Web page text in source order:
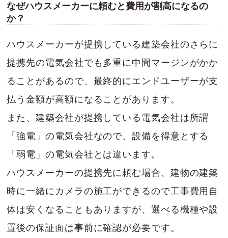
なぜハウスメーカーに頼むと費用が割高になるの
か？
ハウスメーカーが提携している建築会社のさらに
提携先の電気会社でも多重に中間マージンがかか
ることがあるので、最終的にエンドユーザーが支
払う金額が高額になることがあります。
また、建築会社が提携している電気会社は所謂
「強電」の電気会社なので、設備を得意とする
「弱電」の電気会社とは違います。
ハウスメーカーの提携先に頼む場合、建物の建築
時に一緒にカメラの施工ができるので工事費用自
体は安くなることもありますが、選べる機種や設
置後の保証面は事前に確認が必要です。